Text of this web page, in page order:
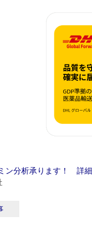
ン分析承ります！ 詳